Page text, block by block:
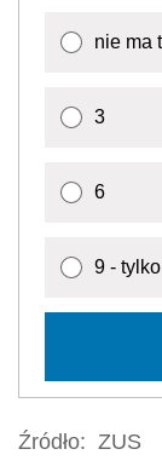
nie ma
3
6
9 -
Źródło: ZUS